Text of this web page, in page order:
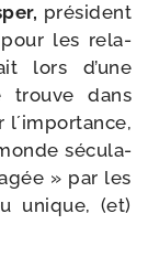
pré­sident
pour les rela­
lors d’une
trouve dans
l´importance,
sécu­la­
» par les
unique, (et)